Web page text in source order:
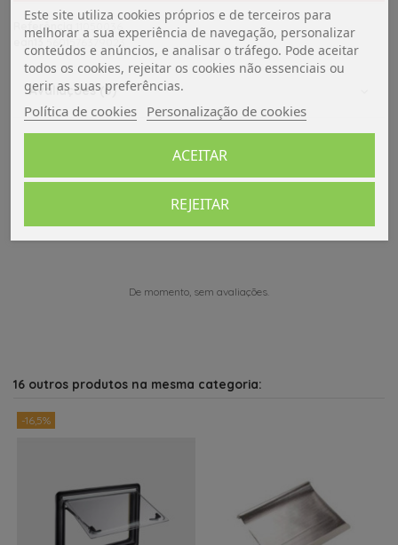
Referência
5601576379023
Avaliações (0)
De momento, sem avaliações.
16 outros produtos na mesma categoria:
-16,5%
Este site utiliza cookies próprios e de terceiros para
melhorar a sua experiência de navegação, personalizar
conteúdos e anúncios, e analisar o tráfego. Pode aceitar
todos os cookies, rejeitar os cookies não essenciais ou
gerir as suas preferências.
Política de cookies Personalização de cookies
REJEITAR
ACEITAR